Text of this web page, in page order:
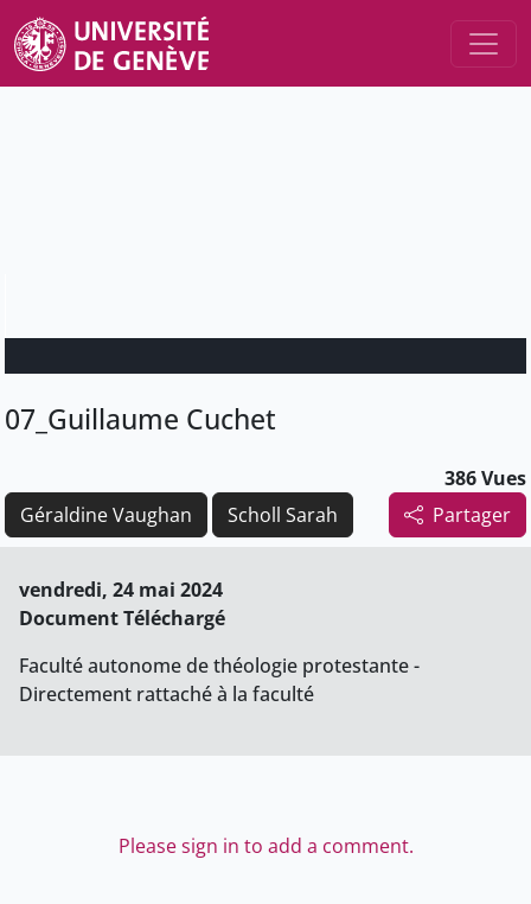
07_Guillaume Cuchet
386 Vues
Partager
Géraldine Vaughan Scholl Sarah
vendredi, 24 mai 2024
Document Téléchargé
Faculté autonome de théologie protestante -
Directement rattaché à la faculté
Please sign in to add a comment.